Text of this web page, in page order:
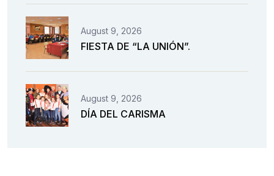
August 9, 2026
FIESTA DE “LA UNIÓN”.
August 9, 2026
DÍA DEL CARISMA